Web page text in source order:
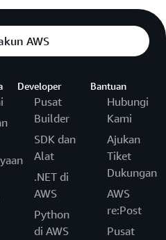
AWS
Developer
Pusat
Builder
SDK dan
Alat
.NET di
AWS
Python
di AWS
Bantuan
Hubungi
Kami
Ajukan
Tiket
Dukungan
AWS
re:Post
Pusat